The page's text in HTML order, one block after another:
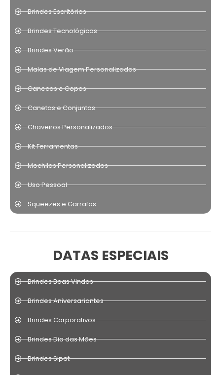
Brindes Escritórios
Brindes Tecnológicos
Brindes Verão
Malas de Viagem Personalizadas
Canecas e Copos
Canetas e Conjuntos
Chaveiros Personalizados
Kit Ferramentas
Mochilas Personalizados
Uso Pessoal
Squeezes e Garrafas
DATAS ESPECIAIS
Brindes Boas Vindas
Brindes Aniversariantes
Brindes Corporativos
Brindes Dia das Mães
Brindes Sipat